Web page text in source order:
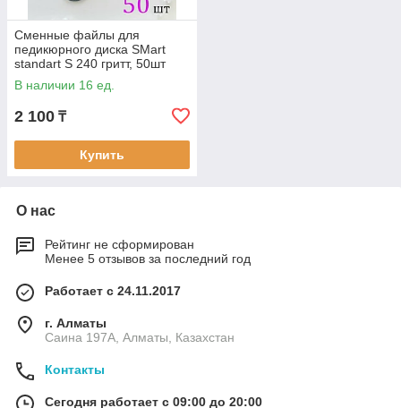
Сменные файлы для
педикюрного диска SMart
standart S 240 гритт, 50шт
В наличии 16 ед.
2 100 ₸
Купить
О нас
Рейтинг не сформирован
Менее 5 отзывов за последний год
Работает с 24.11.2017
г. Алматы
Саина 197А, Алматы, Казахстан
Контакты
Сегодня работает с 09:00 до 20:00